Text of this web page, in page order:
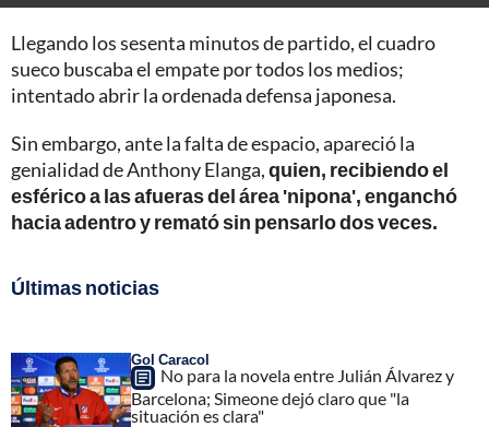
Llegando los sesenta minutos de partido, el cuadro
sueco buscaba el empate por todos los medios;
intentado abrir la ordenada defensa japonesa.
Sin embargo, ante la falta de espacio, apareció la
genialidad de Anthony Elanga,quien, recibiendo el
esférico a las afueras del área 'nipona', enganchó
hacia adentro y remató sin pensarlo dos veces.
Últimas noticias
Gol Caracol
No para la novela entre Julián Álvarez y
Barcelona; Simeone dejó claro que "la
situación es clara"